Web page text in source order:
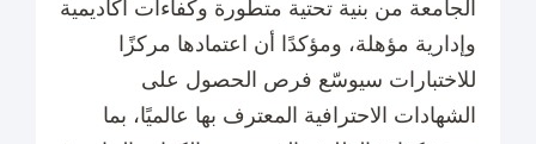
الجامعة من بنية تحتية متطورة وكفاءات أكاديمية
وإدارية مؤهلة، ومؤكدًا أن اعتمادها مركزًا
للاختبارات سيوسّع فرص الحصول على
الشهادات الاحترافية المعترف بها عالميًا، بما